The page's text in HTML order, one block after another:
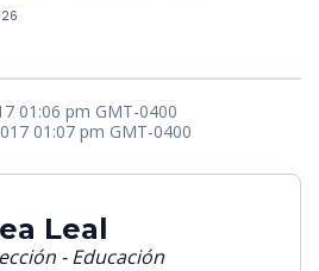
01:06 pm GMT-0400
01:07 pm GMT-0400
Leal
- Educación